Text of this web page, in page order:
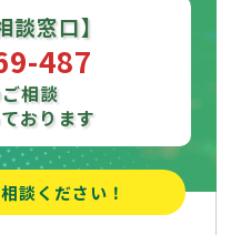
談窓口】
487
相談
おります
談ください！